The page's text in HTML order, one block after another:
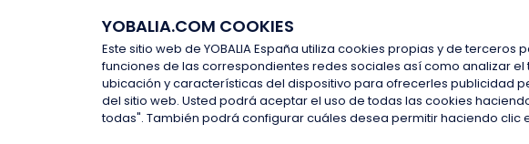
YOBALIA.COM COOKIES
Este sitio web de YOBALIA España utiliza cookies propias y de
funciones de las correspondientes redes sociales así como analizar
ubicación y características del dispositivo para ofrecerles publicidad
del sitio web. Usted podrá aceptar el uso de todas las cookies
todas". También podrá configurar cuáles desea permitir haciendo clic
Últimas ofertas
Últimas ofertas